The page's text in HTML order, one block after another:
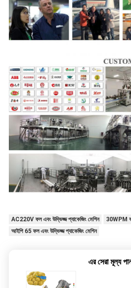
AC220V ফল এবং উদ্ভিজ্জ প্যাকেজিং মেশিন
30WPM
আইপি 65 ফল এবং উদ্ভিজ্জ প্যাকেজিং মেশিন
এর সেরা মূল্য